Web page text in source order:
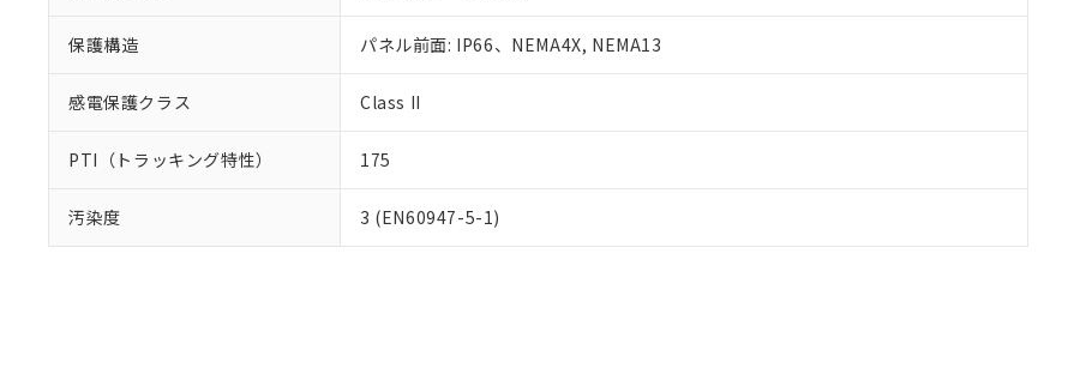
保護構造 パネル前面: IP66、NEMA4X, NEMA13
感電保護クラス Class II
PTI（トラッキング特性） 175
汚染度 3 (EN60947-5-1)